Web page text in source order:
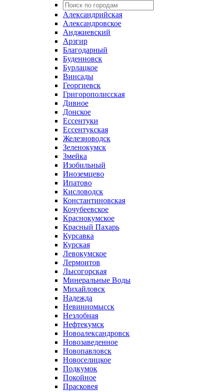
Александрийская
Александровское
Анджиевский
Арзгир
Благодарный
Буденновск
Бурлацкое
Винсады
Георгиевск
Григорополисская
Дивное
Донское
Ессентуки
Ессентукская
Железноводск
Зеленокумск
Змейка
Изобильный
Иноземцево
Ипатово
Кисловодск
Константиновская
Кочубеевское
Краснокумское
Красный Пахарь
Курсавка
Курская
Левокумское
Лермонтов
Лысогорская
Минеральные Воды
Михайловск
Надежда
Невинномысск
Незлобная
Нефтекумск
Новоалександровск
Новозаведенное
Новопавловск
Новоселицкое
Подкумок
Покойное
Прасковея